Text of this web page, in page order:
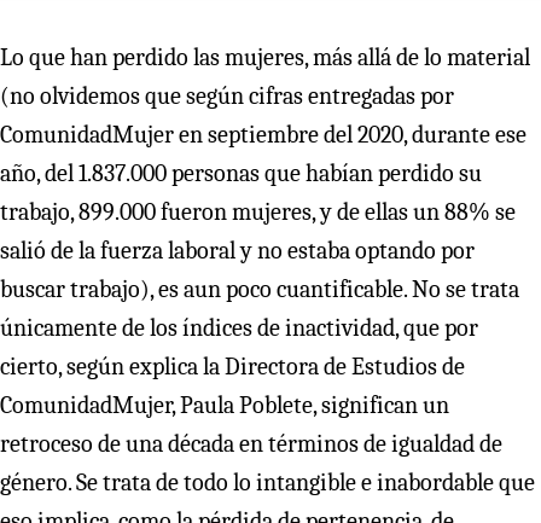
Lo que han perdido las mujeres, más allá de lo material
(no olvidemos que según cifras entregadas por
ComunidadMujer en septiembre del 2020, durante ese
año, del 1.837.000 personas que habían perdido su
trabajo, 899.000 fueron mujeres, y de ellas un 88% se
salió de la fuerza laboral y no estaba optando por
buscar trabajo), es aun poco cuantificable. No se trata
únicamente de los índices de inactividad, que por
cierto, según explica la Directora de Estudios de
ComunidadMujer, Paula Poblete, significan un
retroceso de una década en términos de igualdad de
género. Se trata de todo lo intangible e inabordable que